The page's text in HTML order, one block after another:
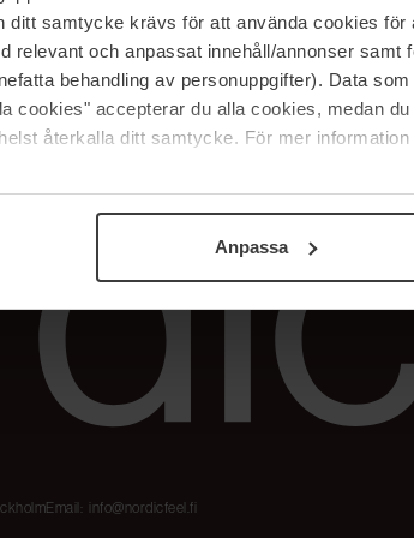
ditt samtycke krävs för att använda cookies
relevant och anpassat innehåll/annonser
behandling av personuppgifter). Data
cookies" accepterar du alla cookies, medan
återkalla ditt samtycke. För mer
Anpassa
The Beauty Edit
Työskentele
NordicFeel Groupissa
Email:
info@nordicfeel.fi